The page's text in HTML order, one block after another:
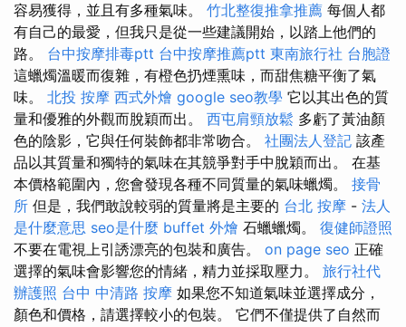
容易獲得，並且有多種氣味。 竹北整復推拿推薦 每個人都
有自己的最愛，但我只是從一些建議開始，以踏上他們的
路。 台中按摩排毒ptt 台中按摩推薦ptt 東南旅行社 台胞證
這蠟燭溫暖而復雜，有橙色扔煙熏味，而甜焦糖平衡了氣
味。 北投 按摩 西式外燴 google seo教學 它以其出色的質
量和優雅的外觀而脫穎而出。 西屯肩頸放鬆 多虧了黃油顏
色的陰影，它與任何裝飾都非常吻合。 社團法人登記 該產
品以其質量和獨特的氣味在其競爭對手中脫穎而出。 在基
本價格範圍內，您會發現各種不同質量的氣味蠟燭。 接骨
所 但是，我們敢說較弱的質量將是主要的 台北 按摩 - 法人
是什麼意思 seo是什麼 buffet 外燴 石蠟蠟燭。 復健師證照
不要在電視上引誘漂亮的包裝和廣告。 on page seo 正確
選擇的氣味會影響您的情緒，精力並採取壓力。 旅行社代
辦護照 台中 中清路 按摩 如果您不知道氣味並選擇成分，
顏色和價格，請選擇較小的包裝。 它們不僅提供了自然而